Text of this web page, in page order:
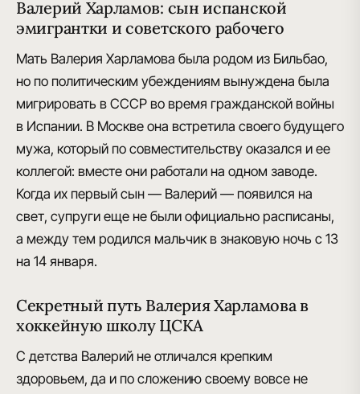
Валерий Харламов: сын испанской
эмигрантки и советского рабочего
Мать Валерия Харламова была родом из Бильбао,
но по политическим убеждениям вынуждена была
мигрировать в СССР во время гражданской войны
в Испании. В Москве она встретила своего будущего
мужа, который по совместительству оказался и ее
коллегой: вместе они работали на одном заводе.
Когда их первый сын — Валерий — появился на
свет, супруги еще не были официально расписаны,
а между тем родился мальчик в знаковую ночь с 13
на 14 января.
Секретный путь Валерия Харламова в
хоккейную школу ЦСКА
С детства Валерий не отличался крепким
здоровьем, да и по сложению своему вовсе не